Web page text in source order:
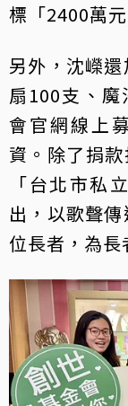
標「2400萬
另外，沈嶸
扇100支、
會官網線上
資。除了捐
「台北市私
出，以歌聲
位長者，為長